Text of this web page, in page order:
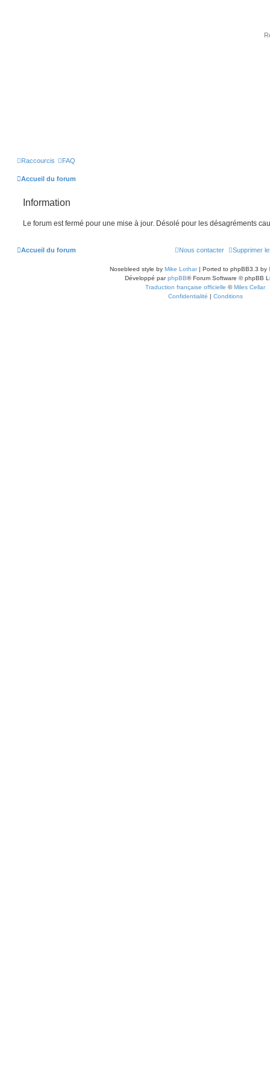
Raccourcis FAQ
Accueil du forum
Information
Le forum est fermé pour une mise à jour. Désolé pour les désagréments
Accueil du forum Supprimer
Nous contacter
Nosebleed style by Mike Lothar| Ported to phpBB3.3 by
Développé parphpBB® Forum Software © phpBB
Traduction française officielle ©Miles Cellar
Confidentialité | Conditions